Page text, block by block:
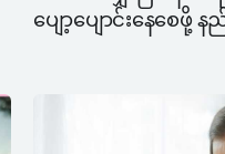
ပျော့ပျောင်းနေစေဖို့ န